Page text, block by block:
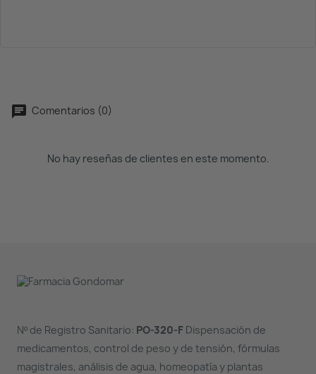
Comentarios (0)
No hay reseñas de clientes en este momento.
Nº de Registro Sanitario: PO-320-FDispensación de
medicamentos, control de peso y de tensión, fórmulas
magistrales, análisis de agua, homeopatía y plantas